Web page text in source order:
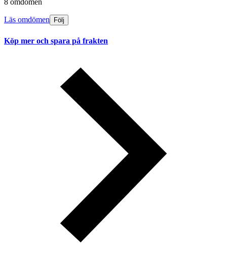
8 omdömen
Läs omdömen Följ
Köp mer och spara på frakten